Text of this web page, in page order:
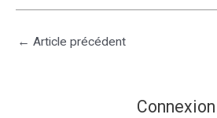
← Article précédent
Connexion